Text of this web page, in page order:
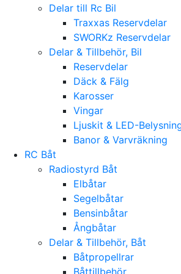
Delar till Rc Bil
Traxxas Reservdelar
SWORKz Reservdelar
Delar & Tillbehör, Bil
Reservdelar
Däck & Fälg
Karosser
Vingar
Ljuskit & LED-
Banor & Varvräkning
RC Båt
Radiostyrd Båt
Elbåtar
Segelbåtar
Bensinbåtar
Ångbåtar
Delar & Tillbehör, Båt
Båtpropellrar
Båttillbehör